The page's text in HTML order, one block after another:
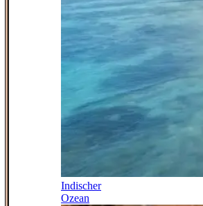
Indischer
Ozean